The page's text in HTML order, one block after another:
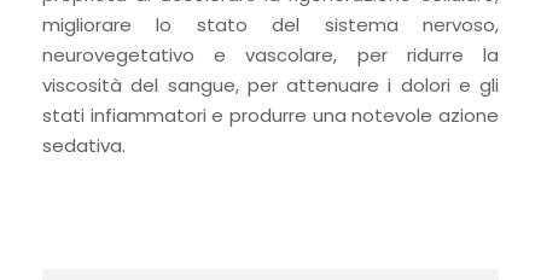
migliorare lo stato del sistema nervoso,
neurovegetativo e vascolare, per ridurre la
viscosità del sangue, per attenuare i dolori e gli
stati infiammatori e produrre una notevole azione
sedativa.